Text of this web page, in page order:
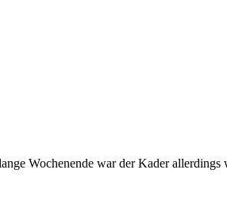
Wochenende war der Kader